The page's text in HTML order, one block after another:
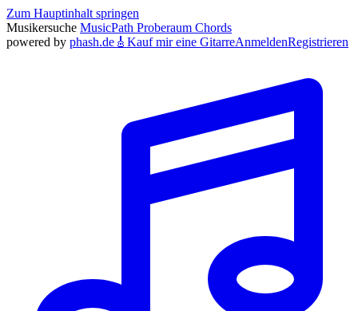
Zum Hauptinhalt springen
Musikersuche MusicPath Proberaum Chords
powered by phash.de 🎸 Kauf mir eine GitarreAnmeldenRegistrieren